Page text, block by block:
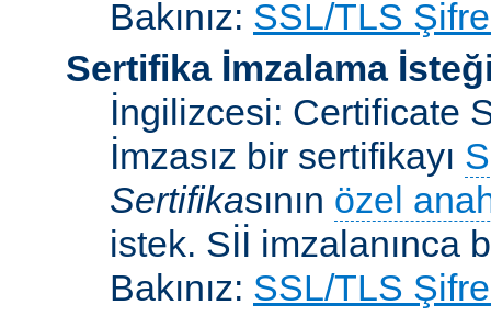
Bakınız: SSL/TLS
Sertifika İmzalama
İngilizcesi: Certificate
İmzasız bir sertifikayı
Sertifikasının özel
istek. Sİİ imzalanınca
Bakınız: SSL/TLS